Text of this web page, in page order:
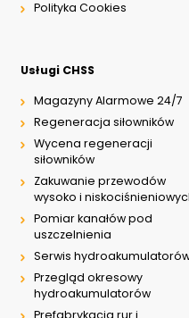
Polityka Cookies
Usługi CHSS
Magazyny Alarmowe 24/7
Regeneracja siłowników
Wycena regeneracji
siłowników
Zakuwanie przewodów
wysoko i
Pomiar kanałów pod
uszczelnienia
Serwis
Przegląd okresowy
hydroakumulatorów